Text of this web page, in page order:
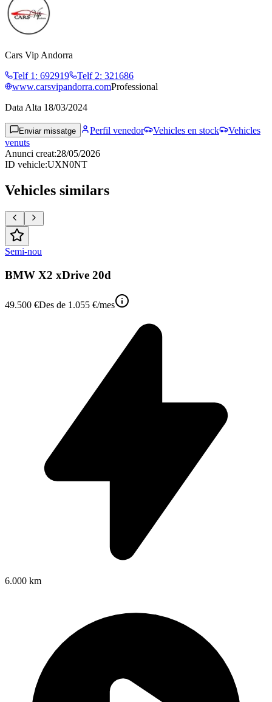
Cars Vip Andorra
Telf 1 : 692919 Telf 2: 321686
www.carsvipandorra.comProfessional
Data Alta 18/03/2024
Enviar missatge Perfil venedor Vehicles en stock
Vehicles
venuts
Anunci creat:28/05/2026
ID vehicle:UXN0NT
Vehicles similars
Semi-nou
BMW X2 xDrive 20d
49.500 €Des de 1.055 €/mes
6.000 km